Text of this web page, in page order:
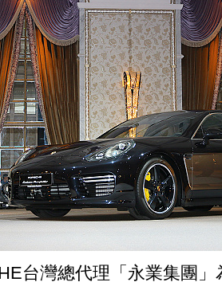
台灣總代理「永業集團